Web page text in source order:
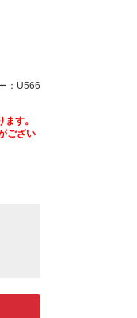
：U566
す。
ござい